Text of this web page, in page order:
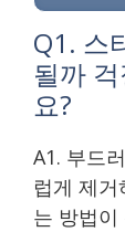
Q1. 스
될까
요?
A1. 부드
럽게 제
는 방법